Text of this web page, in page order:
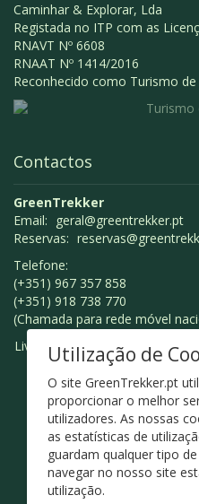
Caminhar & Explorar, Lda
Registada no ITP com as
RNAVT Nº 6608
RNAAT Nº 1414/2016
Reconhecido como Turismo
Contactos
GreenTrekker
Email: geral@greentrekker.pt
Reservas:
Telefone:
(+351) 967 357 858
(+351) 918 738 770
(Chamada para rede móvel
Livro de Reclamações
Utilização de
O site GreenTrekker.pt
proporcionar o melhor
utilizadores. As nossas
as estatísticas de
guardam qualquer tipo
navegar no nosso site
utilização.